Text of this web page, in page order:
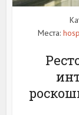
Места: